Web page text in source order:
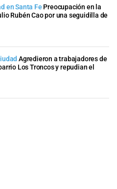
en Santa Fe Preocupación en la
Rubén Cao por una seguidilla de
Agredieron a trabajadores de
Los Troncos y repudian el